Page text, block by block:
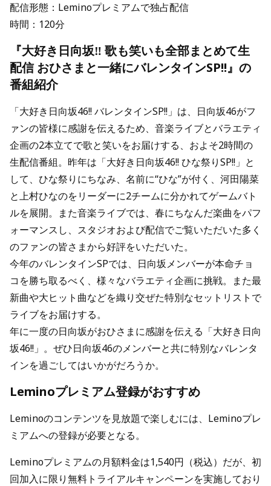
配信形態：Leminoプレミアムで独占配信
時間：120分
『大好き日向坂‼ 歌も笑いも全部まとめて生
配信 おひさまと一緒にバレンタインSP!!』の
番組紹介
「大好き日向坂46!! バレンタインSP!!」は、日向坂46がフ
ァンの皆様に感謝を伝えるため、音楽ライブとバラエティ
企画の2本立てで歌と笑いをお届けする、およそ2時間の
生配信番組。昨年は「大好き日向坂46!! ひな祭りSP!!」と
して、ひな祭りにちなみ、名前に“ひな”が付く、河田陽菜
と上村ひなのをリーダーに2チームに分かれてゲームバト
ルを展開。また音楽ライブでは、春にちなんだ楽曲をパフ
ォーマンスし、スタジオおよび配信でご覧いただいた多く
のファンの皆さまから好評をいただいた。
今年のバレンタインSPでは、日向坂メンバーが本命チョ
コを勝ち取るべく、様々なバラエティ企画に挑戦。また最
新曲や大ヒット曲などを織り交ぜた特別なセットリストで
ライブをお届けする。
年に一度の日向坂がおひさまに感謝を伝える「大好き日向
坂46!!」。ぜひ日向坂46のメンバーと共に特別なバレンタ
インを過ごしてはいかがだろうか。
Leminoプレミアム登録がおすすめ
Leminoのコンテンツを見放題で楽しむには、Leminoプレ
ミアムへの登録が必要となる。
Leminoプレミアムの月額料金は1,540円（税込）だが、初
回加入に限り無料トライアルキャンペーンを実施しており